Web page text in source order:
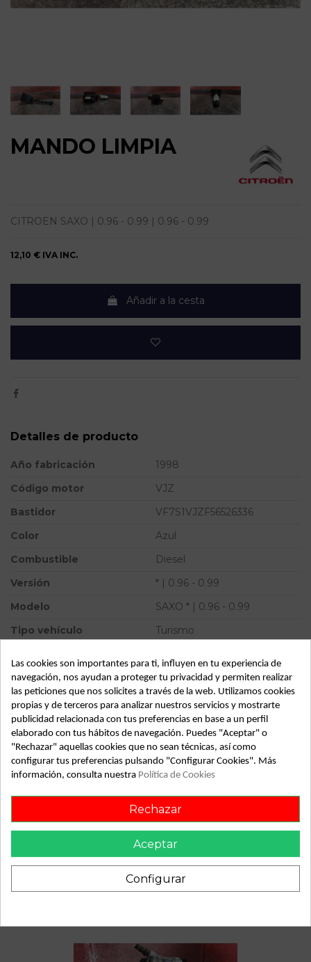
MANDO LIMPIA
CITROEN SAXO | 0.96 - 0.99 | 0.96 - 0.99
12,10 € IVA INC.
Añadir a la cesta
Detalles de producto
Año fabricación
1998
Código motor
VJZ
Bastidor
VF7S1VJZF56526336
Color
Azul
Combustible
Diesel
Versión
* | 0.96 - 0.99
Modelo
SAXO * | 0.96 - 0.99
Tipo vehículo
Turismo
SubAlmacén
373
SubSubAlmacén
100029483
ID: 793411
Fecha disponible: 2022-04-04
Descripción
Recambio de mando limpia para citroen saxo | 0.96 - 0.99 |
0.96 - 0.99 referencia OEM IAM
Las cookies son importantes para ti, influyen en tu experiencia de
navegación, nos ayudan a proteger tu privacidad y permiten realizar
las peticiones que nos solicites a través de la web. Utilizamos cookies
propias y de terceros para analizar nuestros servicios y mostrarte
publicidad relacionada con tus preferencias en base a un perfil
elaborado con tus hábitos de navegación. Puedes "Aceptar" o
"Rechazar" aquellas cookies que no sean técnicas, así como
configurar tus preferencias pulsando "Configurar Cookies". Más
información, consulta nuestra Política de Cookies
Rechazar
Aceptar
Configurar